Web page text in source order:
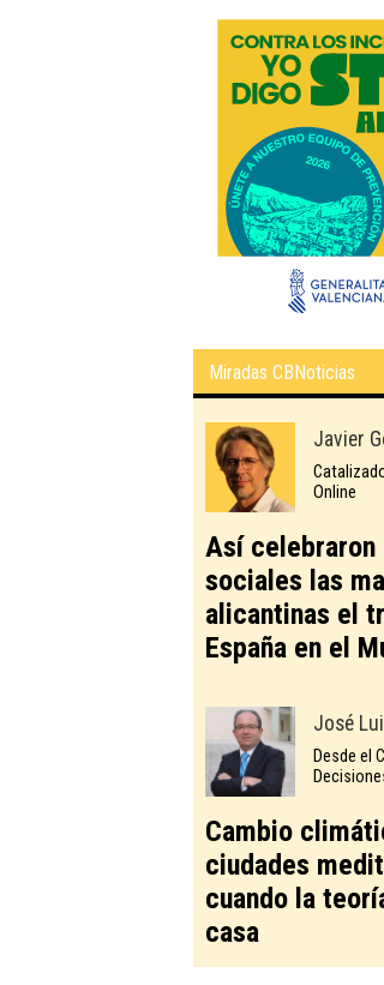
Miradas CBNoticias
Javier
Online
Así celebraron
sociales las
alicantinas el
España en el
José
Desde el
Cambio
ciudades
cuando la
casa